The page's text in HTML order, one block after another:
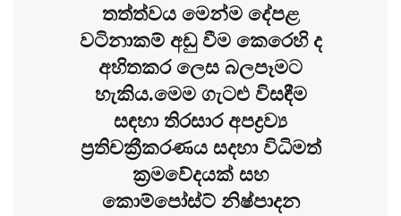
තත්ත්වය මෙන්ම දේපළ
වටිනාකම් අඩු වීම කෙරෙහි ද
අහිතකර ලෙස බලපෑමට
හැකිය.මෙම ගැටළු විසඳීම
සඳහා තිරසාර අපද්‍රව්‍ය
ප්‍රතිචක්‍රීකරණය සදහා විධිමත්
ක්‍රමවේදයක් සහ
කොම්පෝස්ට් නිෂ්පාදන